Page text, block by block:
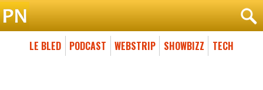
LE BLED PODCAST WEBSTRIP SHOWBIZZ TECH